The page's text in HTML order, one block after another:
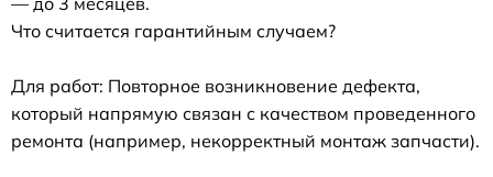
Что считается гарантийным случаем?
Для работ: Повторное возникновение дефекта,
который напрямую связан с качеством проведенного
ремонта (например, некорректный монтаж запчасти).